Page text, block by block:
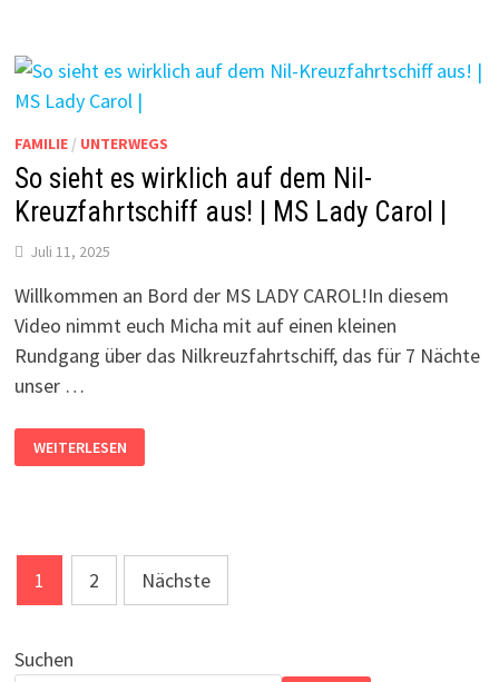
TEMPEL
ÄGYPTEN
DIE
HEIMAT
DER
GÖTTIN
ISIS
FAMILIE/ UNTERWEGS
So sieht es wirklich auf dem Nil-
Kreuzfahrtschiff aus! | MS Lady Carol |
Juli 11, 2025
Willkommen an Bord der MS LADY CAROL!In diesem
Video nimmt euch Micha mit auf einen kleinen
Rundgang über das Nilkreuzfahrtschiff, das für 7 Nächte
unser …
SIEHT
ES
AUS!
|
MS
LADY
WEITERLESEN
Seitennummerierung
der
Beiträge
1 2 Nächste
Suchen